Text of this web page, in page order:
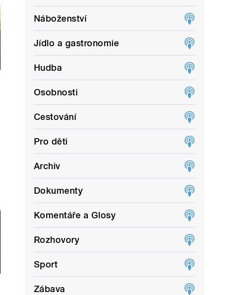
Náboženství
Jídlo a gastronomie
Hudba
Osobnosti
Cestování
Pro děti
Archiv
Dokumenty
Komentáře a Glosy
Rozhovory
Sport
Zábava